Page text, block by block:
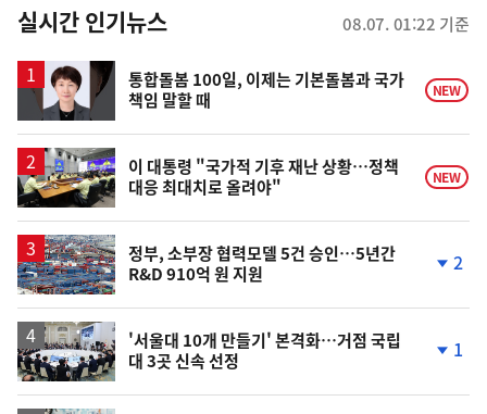
뉴
스
실시간 인기뉴스 08.07. 01:22 기준
통합돌봄 100일, 이제는 기본돌봄과 국가
책임 말할 때
NEW
이 대통령 "국가적 기후 재난 상황…정책
대응 최대치로 올려야"
NEW
정부, 소부장 협력모델 5건 승인…5년간
R&D 910억 원 지원
2
'서울대 10개 만들기' 본격화…거점 국립
대 3곳 신속 선정
1